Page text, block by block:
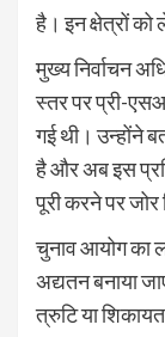
है। इन क्षेत्रों को
मुख्य निर्वाचन
स्तर पर प्री-
गई थी। उन्होंने
है और अब इस
पूरी करने पर जोर
चुनाव आयोग का
अद्यतन बनाया
त्रुटि या